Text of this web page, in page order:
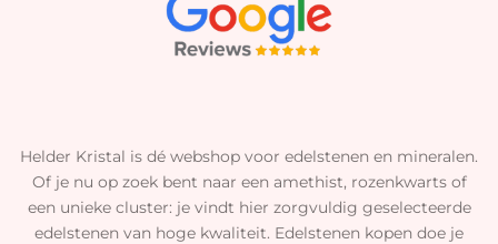
Helder Kristal is dé webshop voor edelstenen en mineralen.
Of je nu op zoek bent naar een amethist, rozenkwarts of
een unieke cluster: je vindt hier zorgvuldig geselecteerde
edelstenen van hoge kwaliteit. Edelstenen kopen doe je